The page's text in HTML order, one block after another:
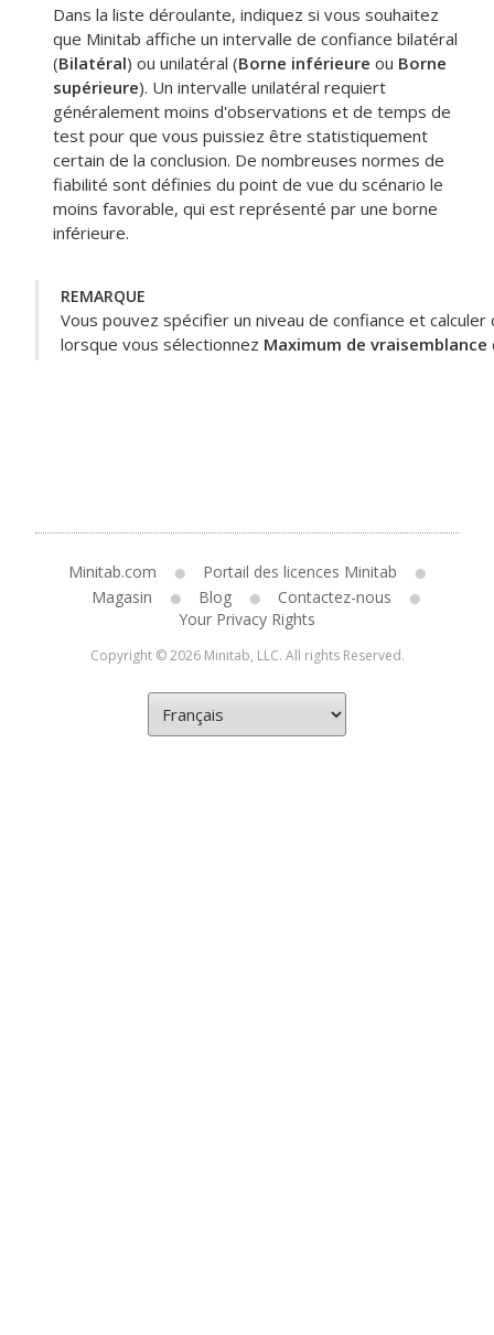
Dans la liste déroulante, indiquez si vous souhaitez
que Minitab affiche un intervalle de confiance bilatéral
(Bilatéral) ou unilatéral (Borne inférieure ou Borne
supérieure). Un intervalle unilatéral requiert
généralement moins d'observations et de temps de
test pour que vous puissiez être statistiquement
certain de la conclusion. De nombreuses normes de
fiabilité sont définies du point de vue du scénario le
moins favorable, qui est représenté par une borne
inférieure.
REMARQUE
Vous pouvez spécifier un niveau de confiance et
lorsque vous sélectionnez Maximum de vraisemblance
Minitab.com
Portail des licences Minitab
Magasin
Blog
Contactez-nous
Your Privacy Rights
Copyright © 2026 Minitab, LLC. All rights Reserved.